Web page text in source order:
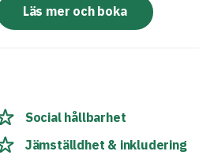
Läs mer och boka
Social hållbarhet
Jämställdhet & inkludering